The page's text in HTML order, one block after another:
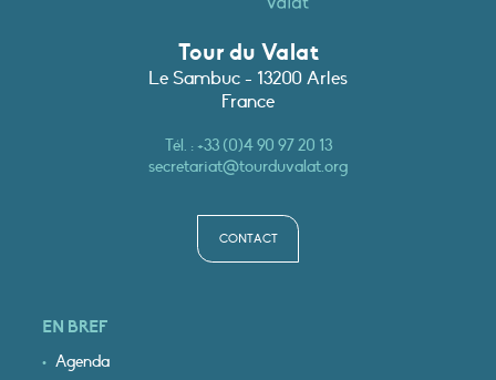
Tour du Valat
Le Sambuc - 13200 Arles
France
Tél. : +33 (0)4 90 97 20 13
secretariat@tourduvalat.org
CONTACT
EN BREF
Agenda